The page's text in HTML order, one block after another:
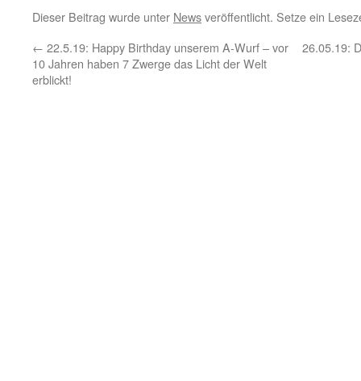
Dieser Beitrag wurde unter Newsveröffentlicht. Setze ein
← 22.5.19: Happy Birthday unserem A-Wurf – vor
10 Jahren haben 7 Zwerge das Licht der Welt
erblickt!
26.05.19: